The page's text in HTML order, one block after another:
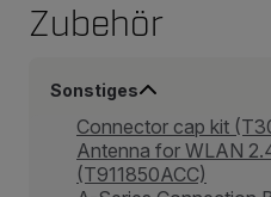
Zubehör
Sonstiges
Connector cap kit
Antenna for WLAN
(T911850ACC)